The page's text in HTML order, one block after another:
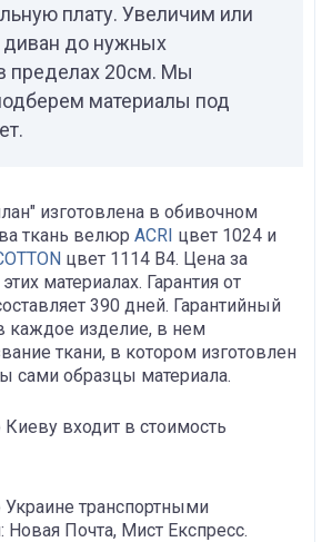
плату. Увеличим или
до нужных
пределах 20см. Мы
материалы под
изготовлена в обивочном
ткань велюр ACRI цвет 1024 и
цвет 1114 B4. Цена за
материалах. Гарантия от
390 дней. Гарантийный
каждое изделие, в нем
ткани, в котором изготовлен
сами образцы материала.
входит в стоимость
Украине транспортными
Новая Почта, Мист Експресс.